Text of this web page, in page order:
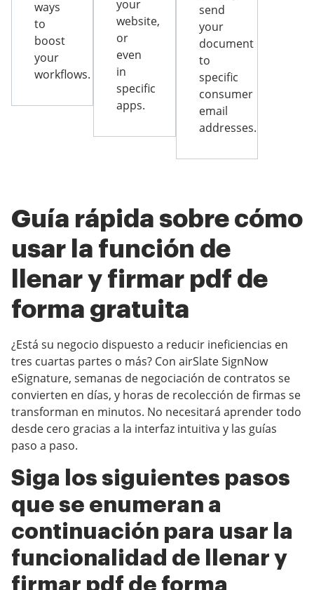
ways
to
boost
your
workflows.
your
website,
or
even
in
specific
apps.
send
your
document
to
specific
consumer
email
addresses.
Guía rápida sobre cómo
usar la función de
llenar y firmar pdf de
forma gratuita
¿Está su negocio dispuesto a reducir ineficiencias en
tres cuartas partes o más? Con airSlate SignNow
eSignature, semanas de negociación de contratos se
convierten en días, y horas de recolección de firmas se
transforman en minutos. No necesitará aprender todo
desde cero gracias a la interfaz intuitiva y las guías
paso a paso.
Siga los siguientes pasos
que se enumeran a
continuación para usar la
funcionalidad de llenar y
firmar pdf de forma